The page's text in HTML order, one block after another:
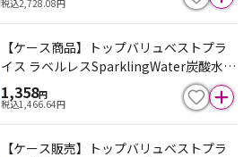
税込2,728.08円
【ケース商品】トップバリュベストプラ
イス ラベルレスSparklingWater炭酸水 5
00ml×24本
1,358円
税込1,466.64円
【ケース販売】トップバリュベストプラ